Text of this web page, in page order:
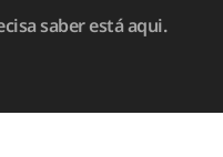
saber está aqui.